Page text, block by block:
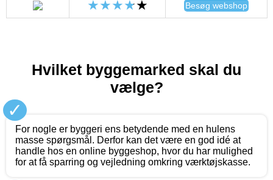
Besøg webshop
Hvilket byggemarked skal du
vælge?
✓
For nogle er byggeri ens betydende med en hulens
masse spørgsmål. Derfor kan det være en god idé at
handle hos en online byggeshop, hvor du har mulighed
for at få sparring og vejledning omkring værktøjskasse.